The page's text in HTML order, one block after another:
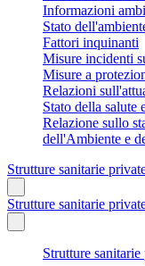
Informazioni
Stato
Fattori inquinanti
Misure incidenti
Misure a
Relazioni
Stato della salute
Relazione sullo
dell'Ambiente e
Strutture sanitarie
Strutture sanitarie
Strutture